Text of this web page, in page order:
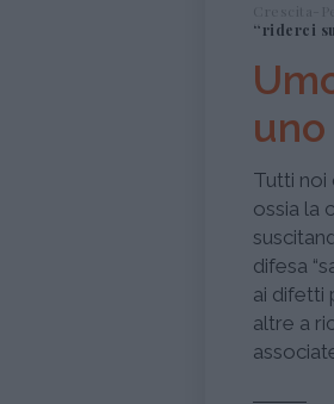
“riderci
Tutti noi
ossia la
difesa
ai difetti
altre a